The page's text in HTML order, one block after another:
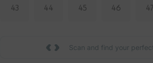
43 44 45 46 47
Scan and find your